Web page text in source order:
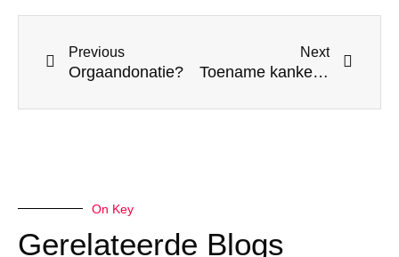
Previous
Orgaandonatie?
Next
Toename kankergevallen door uitroeien van infectieziektes met koorts
On Key
Gerelateerde Blogs